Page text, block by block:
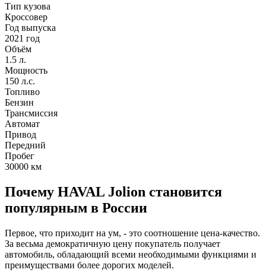
Тип кузова
Кроссовер
Год выпуска
2021 год
Объём
1.5 л.
Мощность
150 л.с.
Топливо
Бензин
Трансмиссия
Автомат
Привод
Передний
Пробег
30000 км
Почему HAVAL Jolion становится
популярным в России
Первое, что приходит на ум, - это соотношение цена-качество.
За весьма демократичную цену покупатель получает
автомобиль, обладающий всеми необходимыми функциями и
преимуществами более дорогих моделей.